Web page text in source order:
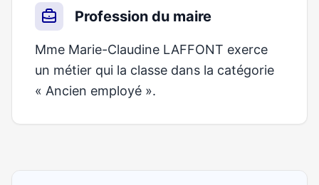
Profession du maire
Mme Marie-Claudine LAFFONT exerce
un métier qui la classe dans la catégorie
« Ancien employé ».